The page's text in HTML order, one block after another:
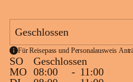
Geschlossen
Für Reisepass und Personalausweis
SO
Geschlossen
MO 08:00 - 11:00